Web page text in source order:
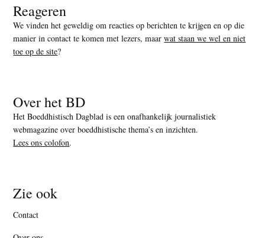
Reageren
We vinden het geweldig om reacties op berichten te krijgen en op die
manier in contact te komen met lezers, maarwat staan we wel en niet
toe op de site?
Over het BD
Het Boeddhistisch Dagblad is een onafhankelijk journalistiek
webmagazine over boeddhistische thema’s en inzichten.
Lees ons colofon.
Zie ook
Contact